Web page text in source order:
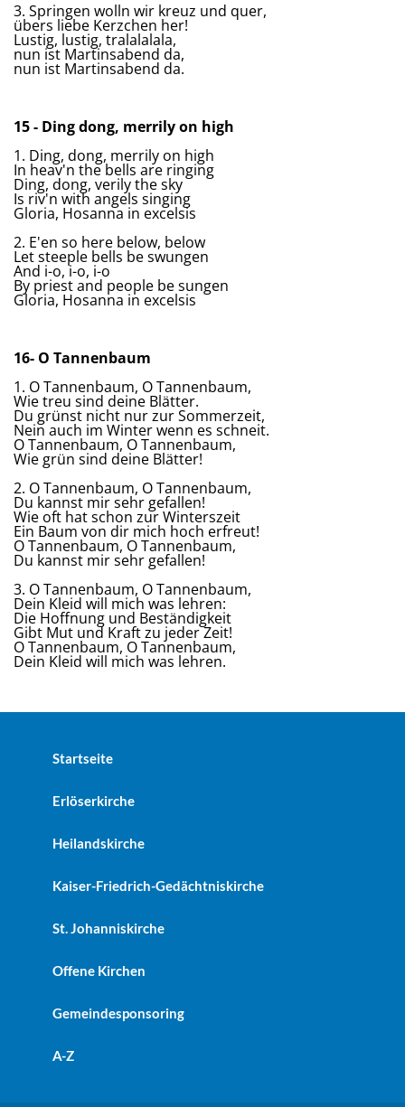
3. Springen wolln wir kreuz und quer,
übers liebe Kerzchen her!
Lustig, lustig, tralalalala,
nun ist Martinsabend da,
nun ist Martinsabend da.
15 - Ding dong, merrily on high
1. Ding, dong, merrily on high
In heav'n the bells are ringing
Ding, dong, verily the sky
Is riv'n with angels singing
Gloria, Hosanna in excelsis
2. E'en so here below, below
Let steeple bells be swungen
And i-o, i-o, i-o
By priest and people be sungen
Gloria, Hosanna in excelsis
16- O Tannenbaum
1. O Tannenbaum, O Tannenbaum,
Wie treu sind deine Blätter.
Du grünst nicht nur zur Sommerzeit,
Nein auch im Winter wenn es schneit.
O Tannenbaum, O Tannenbaum,
Wie grün sind deine Blätter!
2. O Tannenbaum, O Tannenbaum,
Du kannst mir sehr gefallen!
Wie oft hat schon zur Winterszeit
Ein Baum von dir mich hoch erfreut!
O Tannenbaum, O Tannenbaum,
Du kannst mir sehr gefallen!
3. O Tannenbaum, O Tannenbaum,
Dein Kleid will mich was lehren:
Die Hoffnung und Beständigkeit
Gibt Mut und Kraft zu jeder Zeit!
O Tannenbaum, O Tannenbaum,
Dein Kleid will mich was lehren.
Startseite
Erlöserkirche
Heilandskirche
Kaiser-Friedrich-Gedächtniskirche
St. Johanniskirche
Offene Kirchen
Gemeindesponsoring
A-Z